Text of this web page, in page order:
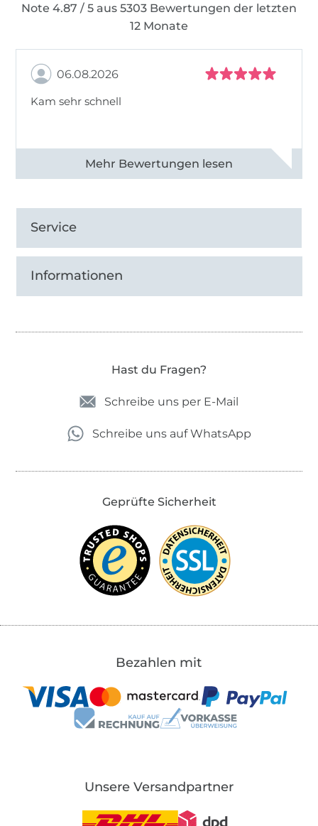
Note 4.87 / 5 aus 5303 Bewertungen der letzten
12 Monate
06.08.2026
Kam sehr schnell
Alle 82950 Bewertungen ansehen
Service
Informationen
Hast du Fragen?
Schreibe uns per E-Mail
Schreibe uns auf WhatsApp
Geprüfte Sicherheit
Bezahlen mit
Unsere Versandpartner